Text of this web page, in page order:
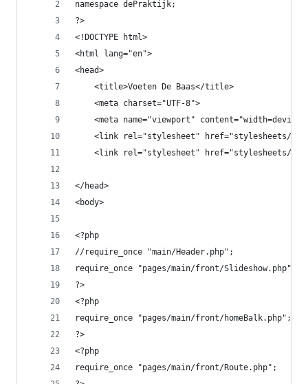
namespace dePraktijk;
?>
<!DOCTYPE html>
<html lang="en">
<head>
    <title>Voeten De Baas</title>
    <meta charset="UTF-8">
<meta name="viewport"
<link rel="stylesheet" href="stylesheets/
<link rel="stylesheet" href="stylesheets/
</head>
<body>
<?php
//require_once "main/Header.php";
require_once "pages/main/front/Slideshow.php";
?>
<?php
require_once "pages/main/front/homeBalk.php";
?>
<?php
require_once "pages/main/front/Route.php";